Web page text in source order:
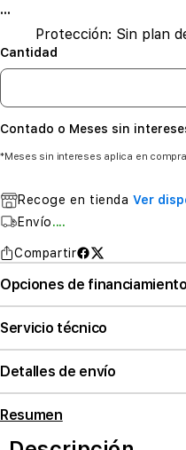
...
Protección: Sin plan
Cantidad
Contado o Meses sin
*Meses sin intereses aplica en
Recoge en tienda Ver
Envío....
Compartir
Opciones de financiamiento
Servicio técnico
Detalles de envío
Resumen